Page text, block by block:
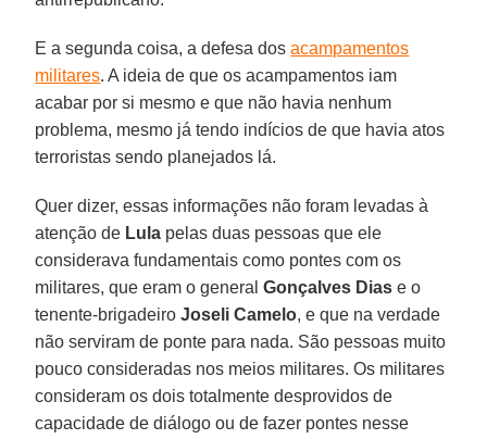
E a segunda coisa, a defesa dosacampamentos
militares. A ideia de que os acampamentos iam
acabar por si mesmo e que não havia nenhum
problema, mesmo já tendo indícios de que havia atos
terroristas sendo planejados lá.
Quer dizer, essas informações não foram levadas à
atenção de Lula pelas duas pessoas que ele
considerava fundamentais como pontes com os
militares, que eram o generalGonçalves Dias e o
tenente-brigadeiroJoseli Camelo, e que na verdade
não serviram de ponte para nada. São pessoas muito
pouco consideradas nos meios militares. Os militares
consideram os dois totalmente desprovidos de
capacidade de diálogo ou de fazer pontes nesse